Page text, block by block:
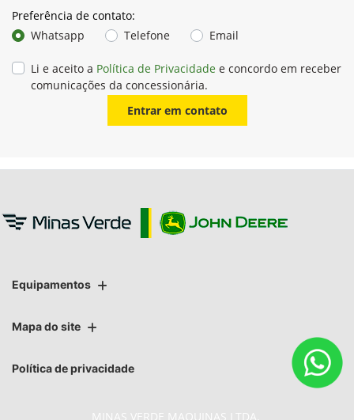
Preferência de contato:
Whatsapp
Telefone Email
Li e aceito a Política de Privacidade e concordo em receber
comunicações da concessionária.
Entrar em contato
Equipamentos
Mapa do site
Política de privacidade
MINAS VERDE MAQUINAS LTDA.